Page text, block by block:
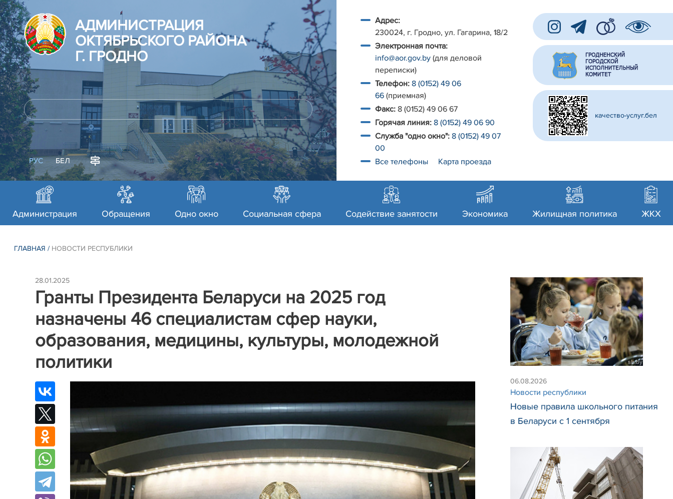
АДМИНИСТРАЦИЯ
ОКТЯБРЬСКОГО РАЙОНА
Г. ГРОДНО
РУС БЕЛ
Адрес:
230024, г. Гродно, ул. Гагарина, 18/2
Электронная почта:
info@aor.gov.by (для деловой
переписки)
Телефон: 8 (0152) 49 06
66 (приемная)
Факс: 8 (0152) 49 06 67
Горячая линия: 8 (0152) 49 06 90
Служба "одно окно": 8 (0152) 49 07
00
Все телефоны
Карта проезда
качество-услуг.бел
Администрация Обращения Одно окно Социальная сфера Содействие занятости Экономика Жилищная политика ЖКХ
ГЛАВНАЯ / НОВОСТИ РЕСПУБЛИКИ
28.01.2025
Гранты Президента Беларуси на 2025 год
назначены 46 специалистам сфер науки,
образования, медицины, культуры, молодежной
политики
06.08.2026
Новости республики
Новые правила школьного питания
в Беларуси с 1 сентября